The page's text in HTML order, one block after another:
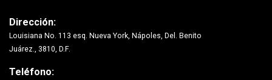
Dirección:
Louisiana No. 113 esq. Nueva York, Nápoles, Del. Benito
Juárez., 3810, D.F.
Teléfono: